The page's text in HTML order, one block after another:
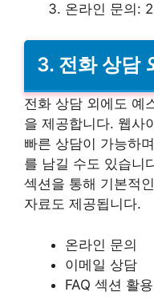
온라인 문의:
3. 전화 상담
전화 상담 외에도 예
을 제공합니다. 웹사
빠른 상담이 가능하
를 남길 수도 있습니
섹션을 통해 기본적
자료도 제공됩니다.
온라인 문의
이메일 상담
FAQ 섹션 활용